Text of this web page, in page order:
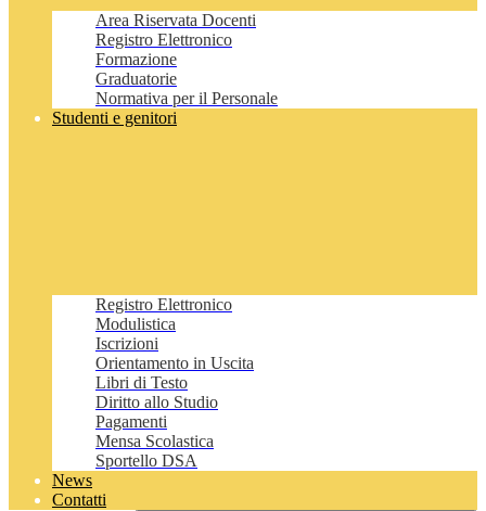
Area Riservata Docenti
Registro Elettronico
Formazione
Graduatorie
Normativa per il Personale
Studenti e genitori
Registro Elettronico
Modulistica
Iscrizioni
Orientamento in Uscita
Libri di Testo
Diritto allo Studio
Pagamenti
Mensa Scolastica
Sportello DSA
News
Contatti